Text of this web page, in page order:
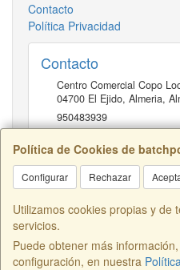
Política de Cookies de
Configurar Rechazar
Utilizamos cookies propias y de
servicios.
Puede obtener más
configuración, en nuestra
Contacto
Política Privacidad
Contacto
Centro Comercial Copo
04700 El Ejido, Almeria,
950483939
Horario
10 a 22H
Centro Comercial Copo Local 46,
B04401741 - Tfno: 950483939